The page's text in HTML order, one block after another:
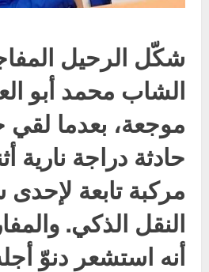
شكّل الرحيل
الشاب محمد أبو
موجعة، بعدما لقي
حادثة دراجة نارية
مركبة تابعة
النقل الذكي.
أنه استشعر دنوّ